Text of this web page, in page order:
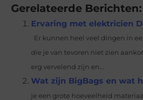
Gerelateerde Berichten:
Ervaring met elektricien
Er kunnen heel veel dingen in
die je van tevoren niet zien
erg vervelend zijn en...
Wat zijn BigBags en wat
je een grote hoeveelheid